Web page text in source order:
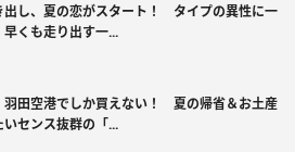
出し、夏の恋がスタート！ タイプの異性に一
くも走り出す一...
羽田空港でしか買えない！ 夏の帰省＆お土産
いセンス抜群の「...